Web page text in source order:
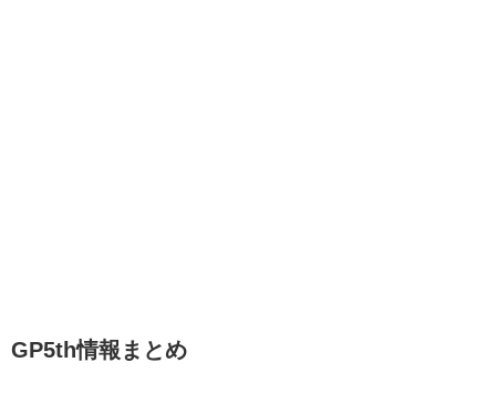
GP5th情報まとめ